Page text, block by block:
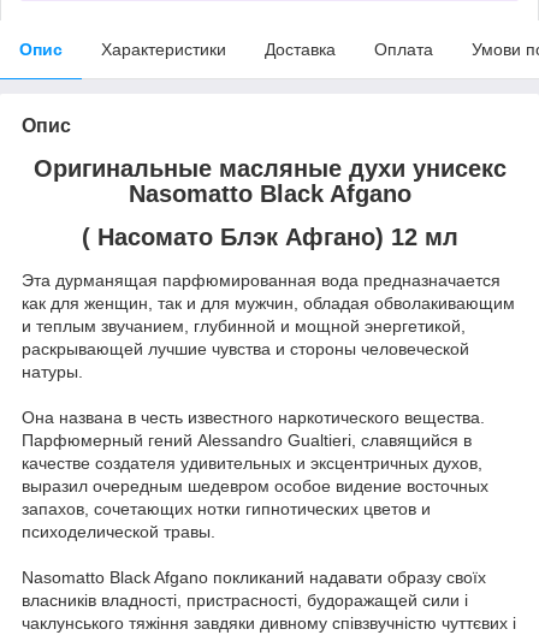
Опис Характеристики Доставка Оплата Умови
Опис
Оригинальные масляные духи унисекс
Nasomatto Black Afgano
( Насомато Блэк Афгано) 12 мл
Эта дурманящая парфюмированная вода предназначается
как для женщин, так и для мужчин, обладая обволакивающим
и теплым звучанием, глубинной и мощной энергетикой,
раскрывающей лучшие чувства и стороны человеческой
натуры.
Она названа в честь известного наркотического вещества.
Парфюмерный гений Аlessandro Gualtieri, славящийся в
качестве создателя удивительных и эксцентричных духов,
выразил очередным шедевром особое видение восточных
запахов, сочетающих нотки гипнотических цветов и
психоделической травы.
Nasomatto Black Afgano покликаний надавати образу своїх
власників владності, пристрасності, будоражащей сили і
чаклунського тяжіння завдяки дивному співзвучністю чуттєвих і